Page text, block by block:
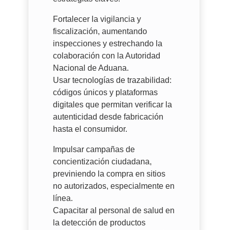
Fortalecer la vigilancia y
fiscalización, aumentando
inspecciones y estrechando la
colaboración con la Autoridad
Nacional de Aduana.
Usar tecnologías de trazabilidad:
códigos únicos y plataformas
digitales que permitan verificar la
autenticidad desde fabricación
hasta el consumidor.
Impulsar campañas de
concientización ciudadana,
previniendo la compra en sitios
no autorizados, especialmente en
línea.
Capacitar al personal de salud en
la detección de productos